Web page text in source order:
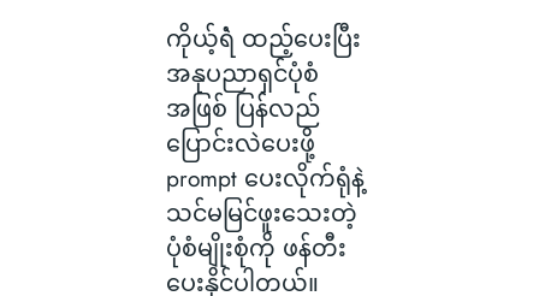
ကိုယ့်ရဲံ ထည့်ပေးပြီး
အနုပညာရှင်ပုံစံ
အဖြစ် ပြန်လည်
ပြောင်းလဲပေးဖို့
prompt ပေးလိုက်ရုံနဲ့
သင်မမြင်ဖူးသေးတဲ့
ပုံစံမျိုးစုံကို ဖန်တီး
ပေးနိုင်ပါတယ်။